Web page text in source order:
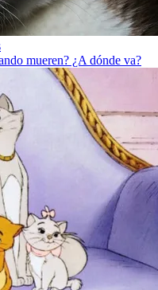
mueren? ¿A dónde va?